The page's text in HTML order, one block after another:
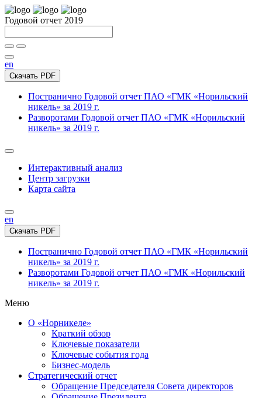
Годовой отчет 2019
en
Скачать PDF
Постранично Годовой отчет ПАО «ГМК «Норильский
никель» за 2019 г.
Разворотами Годовой отчет ПАО «ГМК «Норильский
никель» за 2019 г.
Интерактивный анализ
Центр загрузки
Карта сайта
en
Скачать PDF
Постранично Годовой отчет ПАО «ГМК «Норильский
никель» за 2019 г.
Разворотами Годовой отчет ПАО «ГМК «Норильский
никель» за 2019 г.
Меню
О «Норникеле»
Краткий обзор
Ключевые показатели
Ключевые события года
Бизнес-модель
Стратегический отчет
Обращение Председателя Совета директоров